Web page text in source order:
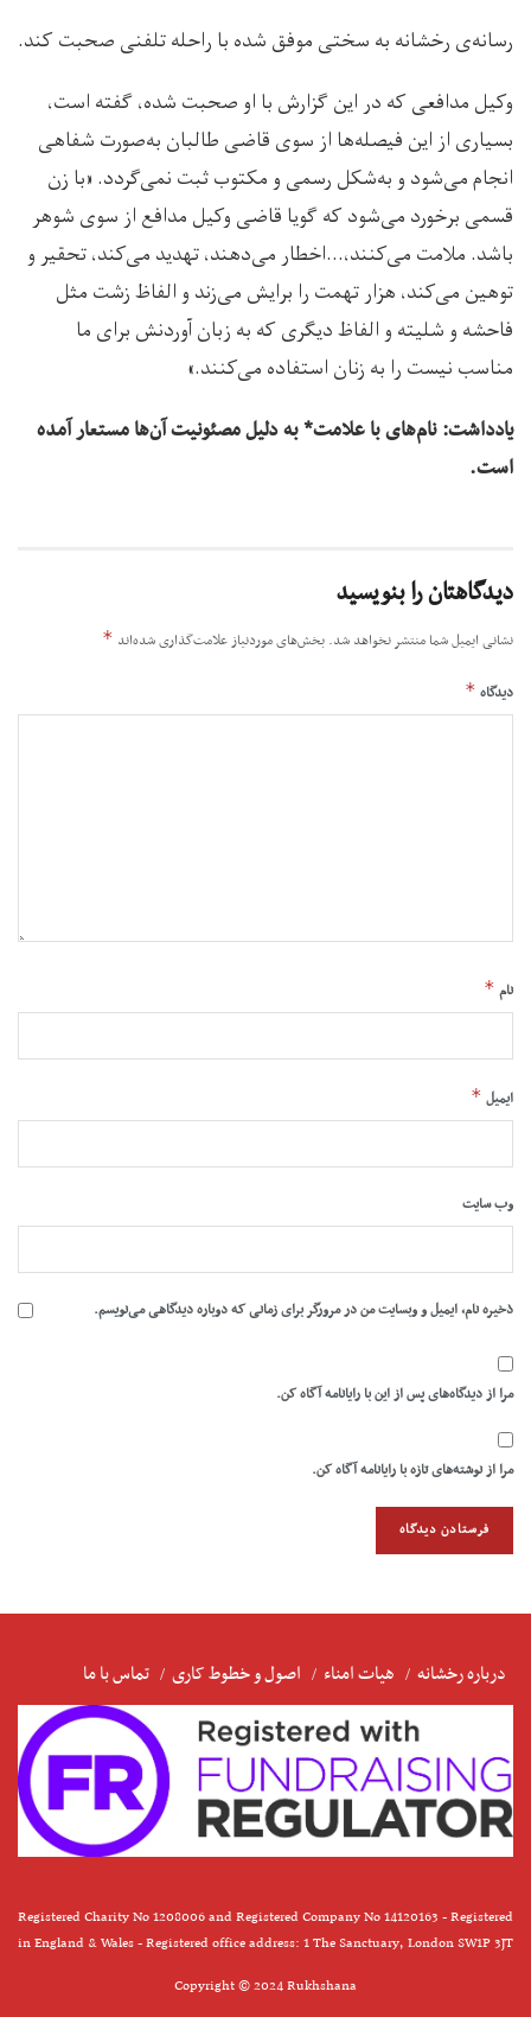
رسانه‌ی رخشانه به سختی موفق شده با راحله تلفنی صحبت کند.
وکیل مدافعی که در این گزارش با او صحبت شده، گفته است،
بسیاری از این فیصله‌ها از سوی قاضی طالبان به‌صورت شفاهی
انجام می‌شود و به‌شکل رسمی و مکتوب ثبت نمی‌گردد. «با زن
قسمی برخورد می‌شود که گویا قاضی وکیل مدافع از سوی شوهر
باشد. ملامت می‌کنند،…اخطار می‌دهند، تهدید می‌کند، تحقیر و
توهین می‌کند، هزار تهمت را برایش می‌زند و الفاظ زشت مثل
فاحشه و شلیته و الفاظ دیگری که به زبان آوردنش برای ما
مناسب نیست را به زنان استفاده می‌کنند.»
یادداشت: نام‌های با علامت* به دلیل مصئونیت آن‌ها مستعار آمده
است.
دیدگاهتان را بنویسید
نشانی ایمیل شما منتشر نخواهد شد. بخش‌های موردنیاز علامت‌گذاری شده‌اند *
دیدگاه *
نام *
ایمیل *
وب‌ سایت
ذخیره نام، ایمیل و وبسایت من در مرورگر برای زمانی که دوباره دیدگاهی می‌نویسم.
مرا از دیدگاه‌های پس از این با رایانامه آگاه کن.
مرا از نوشته‌های تازه با رایانامه آگاه کن.
درباره رخشانه هیات امناء اصول و خطوط کاری تماس با ما
Registered Charity No 1208006 and Registered Company No 14120163 - Registered
in England & Wales - Registered office address: 1 The Sanctuary, London SW1P 3JT
Copyright © 2024 Rukhshana